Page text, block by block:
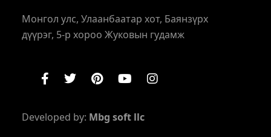
Монгол улс, Улаанбаатар хот, Баянзүрх
дүүрэг, 5-р хороо Жуковын гудамж
Developed by: Mbg soft llc